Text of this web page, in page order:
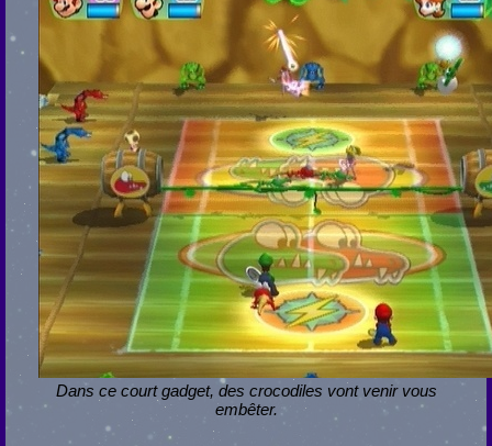
Dans ce court gadget, des crocodiles vont venir vous
embêter.